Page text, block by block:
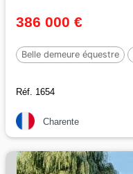
386 000 €
Belle demeure équestre
Réf. 1654
Charente